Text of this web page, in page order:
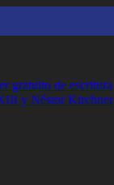
gratuito de escritura
y Néstor Kirchner